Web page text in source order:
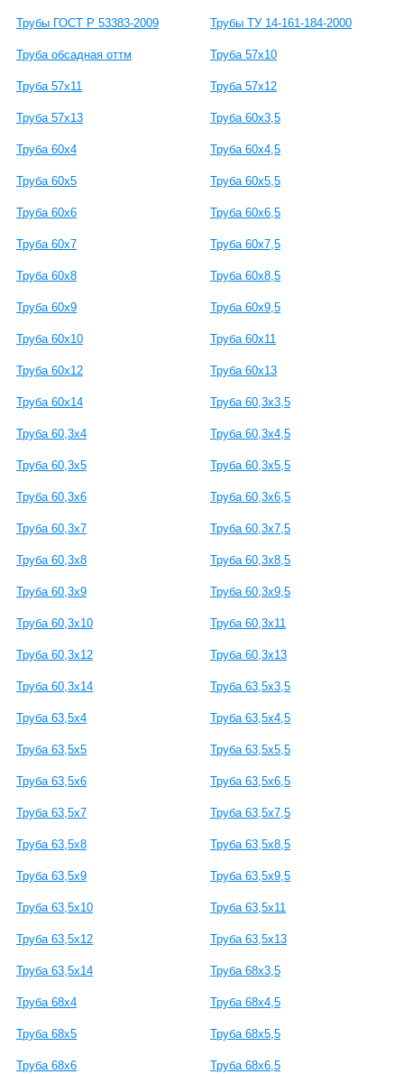
Трубы ГОСТ Р 53383-2009 Трубы ТУ 14-161-184-2000
Труба обсадная оттм Труба 57х10
Труба 57х11 Труба 57х12
Труба 57х13 Труба 60х3,5
Труба 60х4 Труба 60х4,5
Труба 60х5 Труба 60х5,5
Труба 60х6 Труба 60х6,5
Труба 60х7 Труба 60х7,5
Труба 60х8 Труба 60х8,5
Труба 60х9 Труба 60х9,5
Труба 60х10 Труба 60х11
Труба 60х12 Труба 60х13
Труба 60х14 Труба 60,3х3,5
Труба 60,3х4 Труба 60,3х4,5
Труба 60,3х5 Труба 60,3х5,5
Труба 60,3х6 Труба 60,3х6,5
Труба 60,3х7 Труба 60,3х7,5
Труба 60,3х8 Труба 60,3х8,5
Труба 60,3х9 Труба 60,3х9,5
Труба 60,3х10 Труба 60,3х11
Труба 60,3х12 Труба 60,3х13
Труба 60,3х14 Труба 63,5x3,5
Труба 63,5x4 Труба 63,5x4,5
Труба 63,5x5 Труба 63,5x5,5
Труба 63,5x6 Труба 63,5x6,5
Труба 63,5x7 Труба 63,5x7,5
Труба 63,5x8 Труба 63,5x8,5
Труба 63,5x9 Труба 63,5x9,5
Труба 63,5x10 Труба 63,5x11
Труба 63,5x12 Труба 63,5x13
Труба 63,5x14 Труба 68x3,5
Труба 68x4 Труба 68x4,5
Труба 68x5 Труба 68x5,5
Труба 68x6 Труба 68x6,5